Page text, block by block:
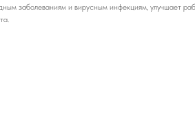
заболеваниям и вирусным инфекциям, улучшает